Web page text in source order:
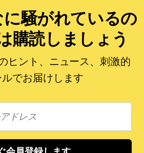
騒がれているの
購読しましょう
ヒント、ニュース、刺激的
でお届けします